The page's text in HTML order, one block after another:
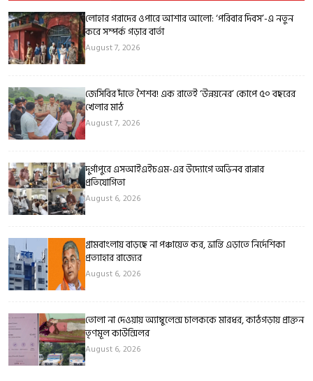
লোহার গরাদের ওপারে আশার আলো: ‘পরিবার দিবস’-এ নতুন
করে সম্পর্ক গড়ার বার্তা
August 7, 2026
জেসিবির দাঁতে শৈশব! এক রাতেই ‘উন্নয়নের’ কোপে ৫০ বছরের
খেলার মাঠ
August 7, 2026
দুর্গাপুরে এসআইএইচএম-এর উদ্যোগে অভিনব রান্নার
প্রতিযোগিতা
August 6, 2026
গ্রামবাংলায় বাড়ছে না পঞ্চায়েত কর, ভ্রান্তি এড়াতে নির্দেশিকা
প্রত্যাহার রাজ্যের
August 6, 2026
তোলা না দেওয়ায় অ্যাম্বুলেন্স চালককে মারধর, কাঠগড়ায় প্রাক্তন
তৃণমূল কাউন্সিলর
August 6, 2026